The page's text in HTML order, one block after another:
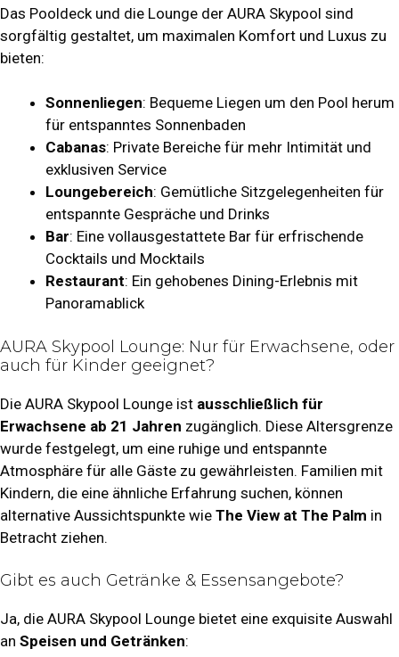
Das Pooldeck und die Lounge der AURA Skypool sind
sorgfältig gestaltet, um maximalen Komfort und Luxus zu
bieten:
Sonnenliegen: Bequeme Liegen um den Pool herum
für entspanntes Sonnenbaden
Cabanas: Private Bereiche für mehr Intimität und
exklusiven Service
Loungebereich: Gemütliche Sitzgelegenheiten für
entspannte Gespräche und Drinks
Bar: Eine vollausgestattete Bar für erfrischende
Cocktails und Mocktails
Restaurant: Ein gehobenes Dining-Erlebnis mit
Panoramablick
AURA Skypool Lounge: Nur für Erwachsene, oder
auch für Kinder geeignet?
Die AURA Skypool Lounge ist ausschließlich für
Erwachsene ab 21 Jahren zugänglich. Diese Altersgrenze
wurde festgelegt, um eine ruhige und entspannte
Atmosphäre für alle Gäste zu gewährleisten. Familien mit
Kindern, die eine ähnliche Erfahrung suchen, können
alternative Aussichtspunkte wie The View at The Palm in
Betracht ziehen.
Gibt es auch Getränke & Essensangebote?
Ja, die AURA Skypool Lounge bietet eine exquisite Auswahl
an Speisen und Getränken: